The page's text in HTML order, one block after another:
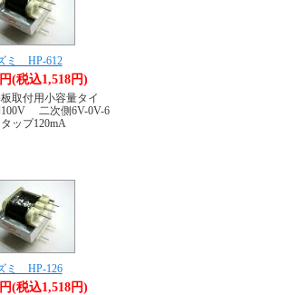
ミ HP-612
(税込1,518円)
取付用小容量タイ
二次側6V-0V-6
ップ120mA
ミ HP-126
(税込1,518円)